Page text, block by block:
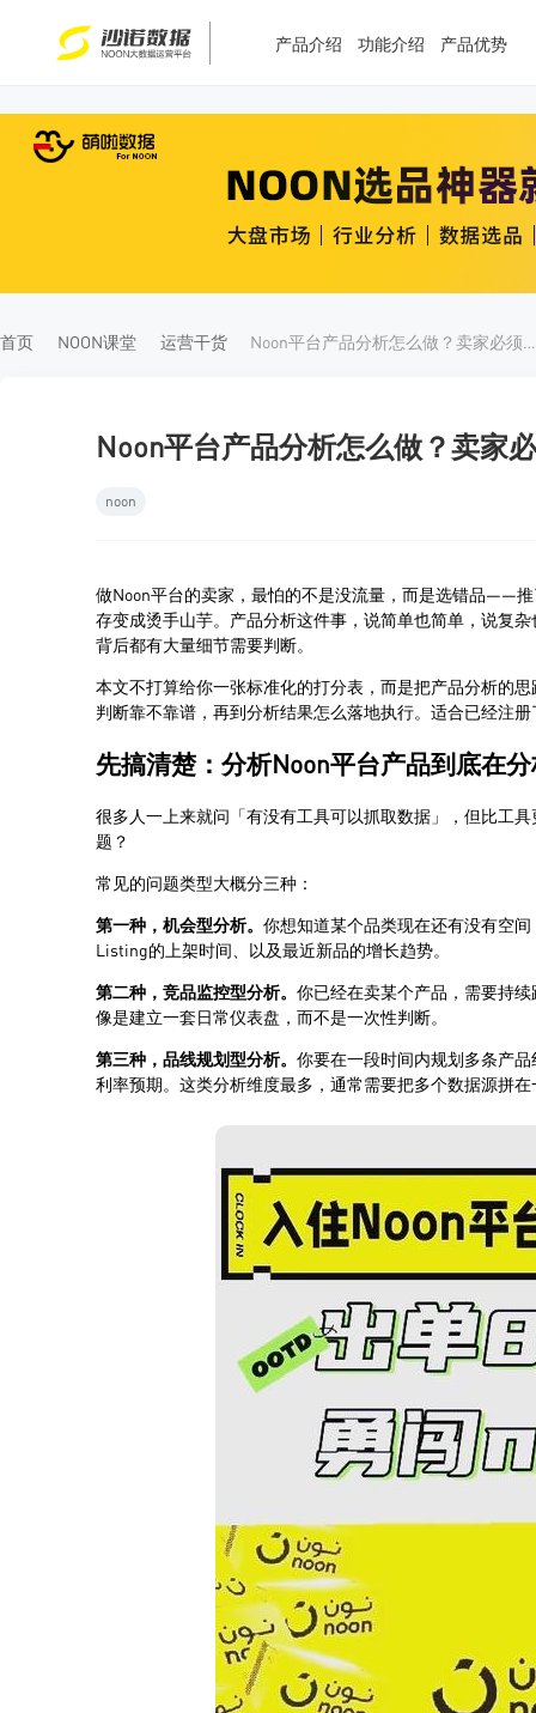
产品介绍 功能介绍 产品优势
首页 NOON课堂 运营干货 Noon平台产品分析怎么做？卖家必须掌握的实战方法论
Noon平台产品分析怎么做？卖家
noon